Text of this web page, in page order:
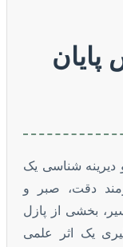
پایان
دیرینه شناسی یک
دقت، صبر و
بخشی از پازل
یک اثر علمی